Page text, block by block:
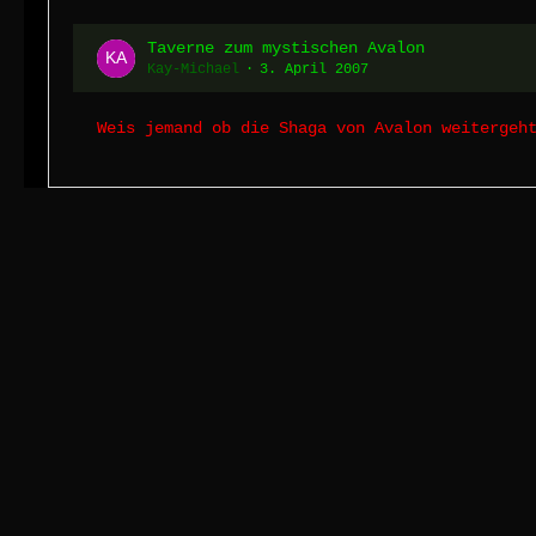
Taverne zum mystischen Avalon
Kay-Michael 3. April 2007
Weis jemand ob die Shaga von Avalon